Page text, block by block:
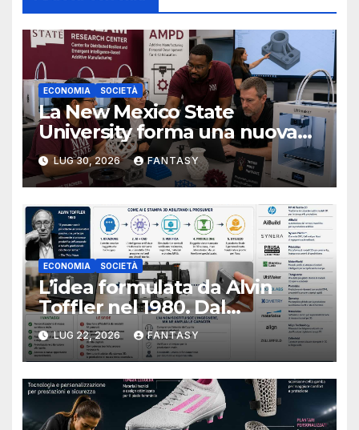
ECONOMIA SOCIETÀ
La New Mexico State
University forma una nuova
classe di docenti sulla stampa
3D
LUG 30, 2026 FANTASY
ECONOMIA SOCIETÀ
L’idea formulata da Alvin
Toffler nel 1980. Dal
consumatore al prosumer,
come intelligenza artificiale e
stampa 3D possono cambiare
la produzione personale
LUG 22, 2026 FANTASY